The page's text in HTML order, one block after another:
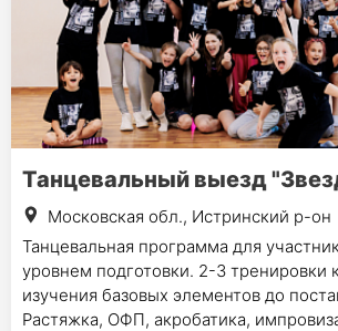
Танцевальный выезд
Московская обл., Истринский р-он
Танцевальная программа для
уровнем подготовки. 2-3 тренировки
изучения базовых элементов до
Растяжка, ОФП, акробатика,